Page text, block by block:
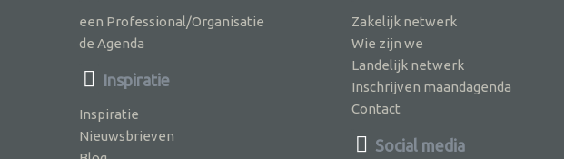
een Professional/Organisatie
de Agenda
Inspiratie
Inspiratie
Nieuwsbrieven
Zakelijk netwerk
Wie zijn we
Landelijk netwerk
Inschrijven maandagenda
Contact
Social media